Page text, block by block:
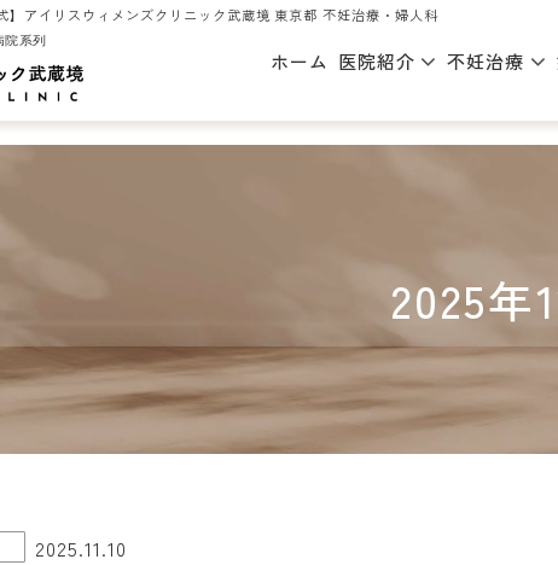
】アイリスウィメンズクリニック武蔵境 東京都 不妊治療・婦人科
系列
ホーム 医院紹介 不妊治療
2025年
2025.11.10